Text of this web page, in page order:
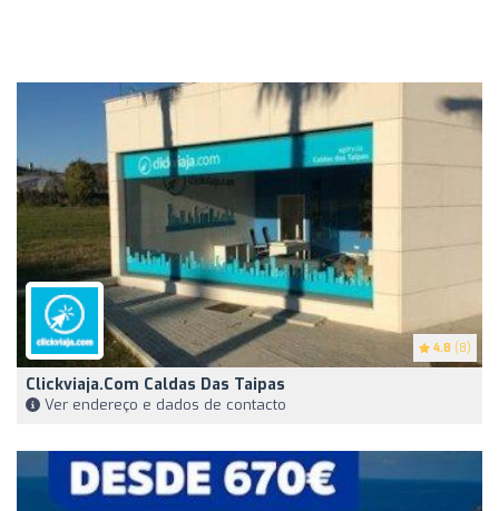
4.8 (8)
Clickviaja.com Caldas Das Taipas
Ver endereço e dados de contacto